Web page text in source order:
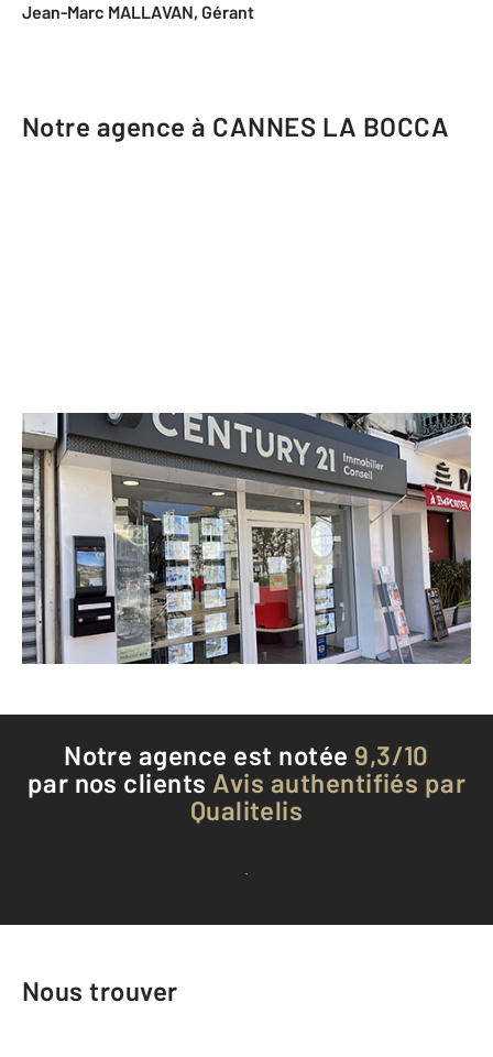
Jean-Marc MALLAVAN, Gérant
Notre agence à CANNES LA BOCCA
CENTURY 21 Immobilier Conseil
43 avenue Francis Tonner
CANNES LA BOCCA - 06150
Envoyer un message
Téléphoner à l'agence
Notre agence est notée 9,3/10
par nos clients Avis authentifiés par
Qualitelis
Voir tous les avis clients
Nous trouver